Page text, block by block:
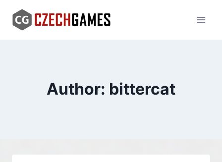
content
Author: bittercat